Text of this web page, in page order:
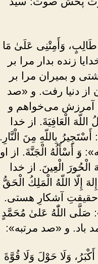
وَأَمِتْنِى عَلَىٰ مَا
زنده بدار مرا بر
و بمیران مرا بر
از دنیا رفت. و «صد
آمرزش می‌خواهم و
الْعَافِيَةَ. از خدا
بِاللّهِ مِنَ الْنَّارِ.
وَ أَسْأَلُهُ الْجَنَّةَ. از او
الْعِينَ. از خدا
إِلّا اللّهُ الْمَلِكُ الْحَقُّ
حقیقتِ آشکارِ هستى.
صَلَّى اللّٰهُ عَلیٰ مُحَمَّدٍ
باد. و «صد مرتبه»:
أَكْبَرُ، وَلَا حَوْلَ وَلَا قُوَّةَ